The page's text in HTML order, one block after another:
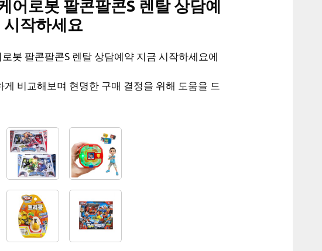
어로봇 팔콘팔콘S 렌탈 상담예
시작하세요
봇 팔콘팔콘S 렌탈 상담예약 지금 시작하세요에
비교해보며 현명한 구매 결정을 위해 도움을 드